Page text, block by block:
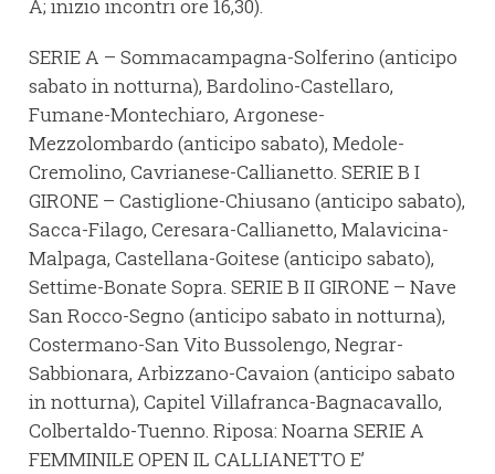
A; inizio incontri ore 16,30).
SERIE A – Sommacampagna-Solferino (anticipo
sabato in notturna), Bardolino-Castellaro,
Fumane-Montechiaro, Argonese-
Mezzolombardo (anticipo sabato), Medole-
Cremolino, Cavrianese-Callianetto. SERIE B I
GIRONE – Castiglione-Chiusano (anticipo sabato),
Sacca-Filago, Ceresara-Callianetto, Malavicina-
Malpaga, Castellana-Goitese (anticipo sabato),
Settime-Bonate Sopra. SERIE B II GIRONE – Nave
San Rocco-Segno (anticipo sabato in notturna),
Costermano-San Vito Bussolengo, Negrar-
Sabbionara, Arbizzano-Cavaion (anticipo sabato
in notturna), Capitel Villafranca-Bagnacavallo,
Colbertaldo-Tuenno. Riposa: Noarna SERIE A
FEMMINILE OPEN IL CALLIANETTO E’